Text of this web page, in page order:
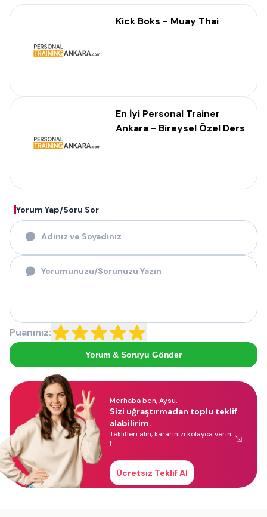
Kick Boks - Muay Thai
En İyi Personal Trainer
Ankara - Bireysel Özel Ders
Yorum Yap/Soru Sor
Puanınız:
Yorum & Soruyu Gönder
Merhaba ben, Aysu.
Sizi uğraştırmadan toplu teklif
alabilirim.
Teklifleri alın, kararınızı kolayca verin
!
Ücretsiz Teklif Al